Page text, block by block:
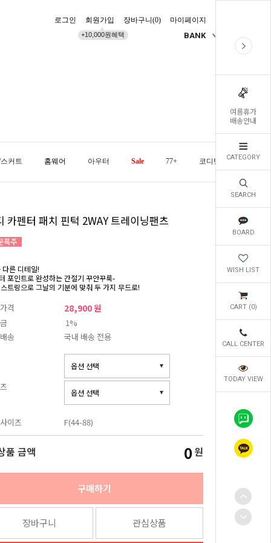
여름휴가
배송안내
CATEGORY
SEARCH
BOARD
WISH LIST
CART (0)
CALL CENTER
TODAY VIEW
로그인 회원가입
+10,000원혜택
장바구니(0) 마이페이지
BANK
커트 홈웨어 아우터 Sale 77+ 코디템 오늘발송
카펜터 패치 핀턱 2WAY 트레이닝팬츠
다른 디테일!
포인트로 완성하는 간절기 꾸안꾸룩-
트링으로 그날의 기분에 맞춰 두 가지 무드로!
격 28,900 원
1%
송
국내 배송 전용
이즈 F(44-88)
품 금액 0 원
구매하기
장바구니 관심상품